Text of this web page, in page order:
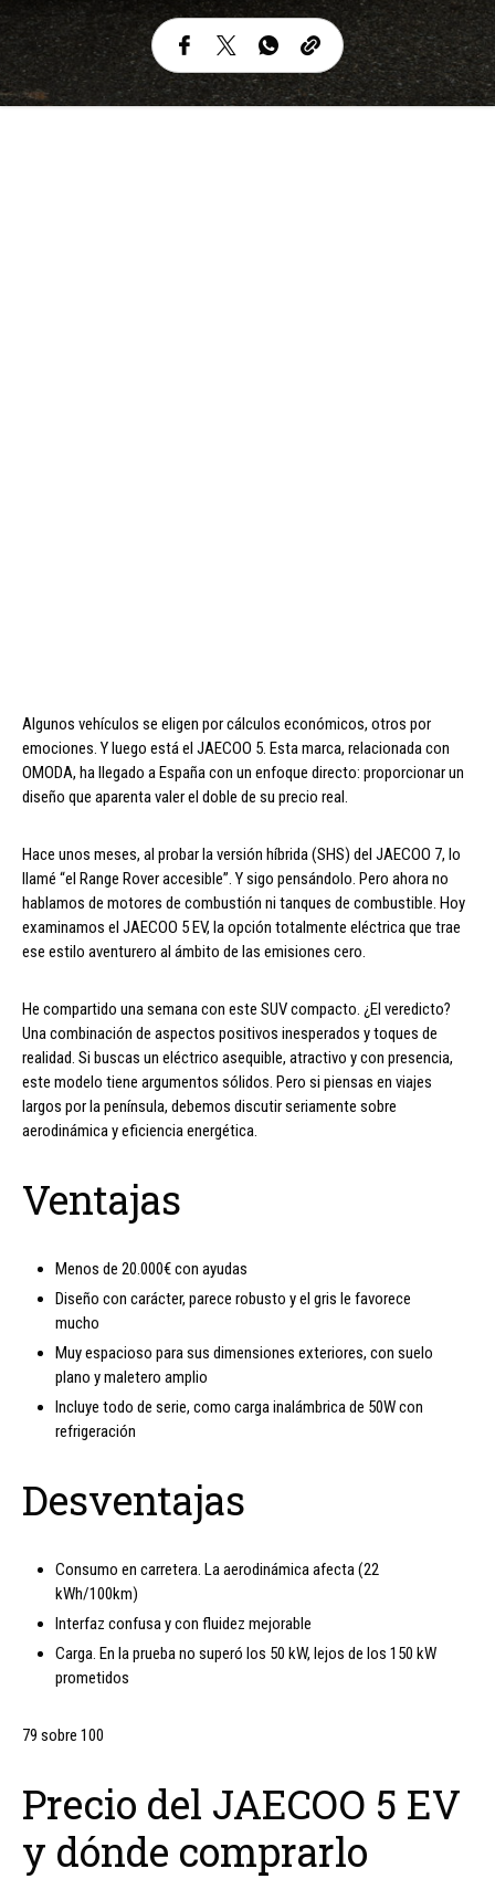
Algunos vehículos se eligen por cálculos económicos, otros por
emociones. Y luego está el JAECOO 5. Esta marca, relacionada con
OMODA, ha llegado a España con un enfoque directo: proporcionar un
diseño que aparenta valer el doble de su precio real.
Hace unos meses, al probar la versión híbrida (SHS) del JAECOO 7, lo
llamé “el Range Rover accesible”. Y sigo pensándolo. Pero ahora no
hablamos de motores de combustión ni tanques de combustible. Hoy
examinamos el JAECOO 5 EV, la opción totalmente eléctrica que trae
ese estilo aventurero al ámbito de las emisiones cero.
He compartido una semana con este SUV compacto. ¿El veredicto?
Una combinación de aspectos positivos inesperados y toques de
realidad. Si buscas un eléctrico asequible, atractivo y con presencia,
este modelo tiene argumentos sólidos. Pero si piensas en viajes
largos por la península, debemos discutir seriamente sobre
aerodinámica y eficiencia energética.
Ventajas
Menos de 20.000€ con ayudas
Diseño con carácter, parece robusto y el gris le favorece
mucho
Muy espacioso para sus dimensiones exteriores, con suelo
plano y maletero amplio
Incluye todo de serie, como carga inalámbrica de 50W con
refrigeración
Desventajas
Consumo en carretera. La aerodinámica afecta (22
kWh/100km)
Interfaz confusa y con fluidez mejorable
Carga. En la prueba no superó los 50 kW, lejos de los 150 kW
prometidos
79 sobre 100
Precio del JAECOO 5 EV
y dónde comprarlo